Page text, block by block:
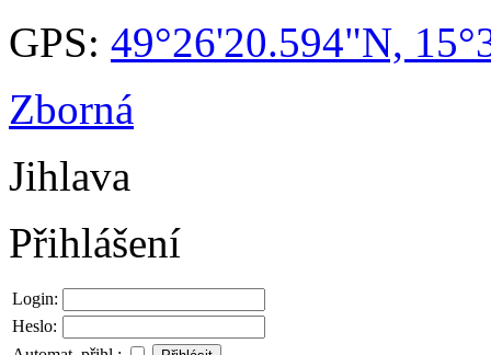
GPS: 49°26'20.594"N,
Zborná
Jihlava
Přihlášení
Login:
Heslo: